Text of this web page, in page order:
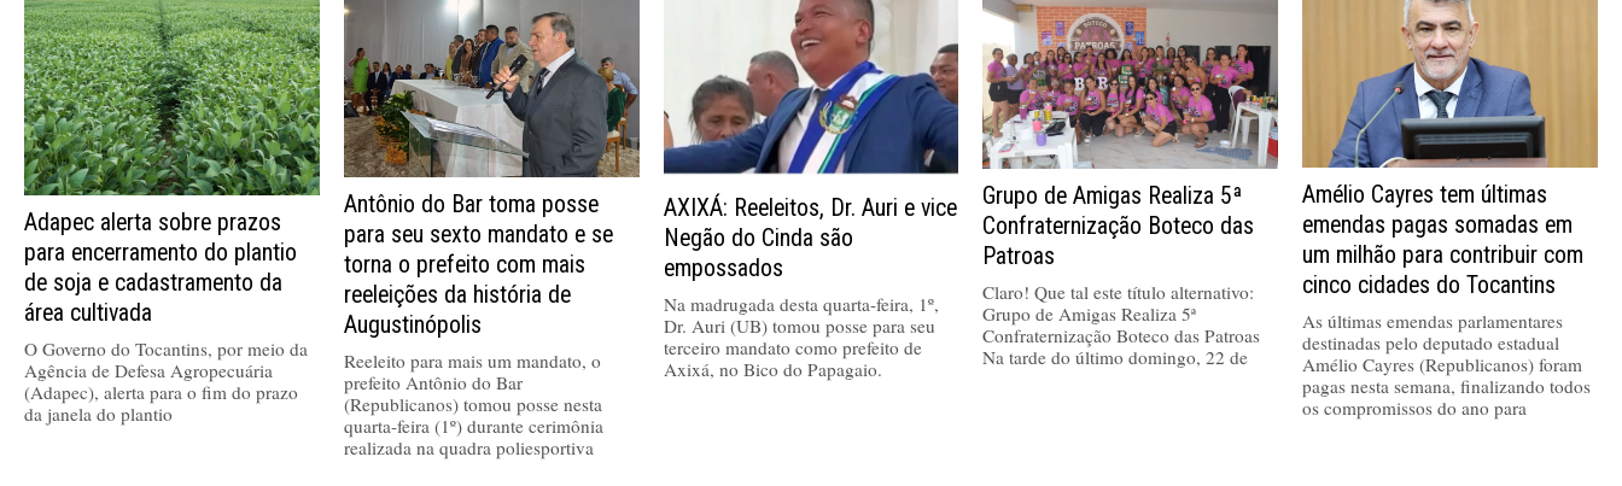
Adapec alerta sobre prazos
para encerramento do plantio
de soja e cadastramento da
área cultivada
O Governo do Tocantins, por meio da
Agência de Defesa Agropecuária
(Adapec), alerta para o fim do prazo
da janela do plantio
Antônio do Bar toma posse
para seu sexto mandato e se
torna o prefeito com mais
reeleições da história de
Augustinópolis
Reeleito para mais um mandato, o
prefeito Antônio do Bar
(Republicanos) tomou posse nesta
quarta-feira (1º) durante cerimônia
realizada na quadra poliesportiva
AXIXÁ: Reeleitos, Dr. Auri e vice
Negão do Cinda são
empossados
Na madrugada desta quarta-feira, 1º,
Dr. Auri (UB) tomou posse para seu
terceiro mandato como prefeito de
Axixá, no Bico do Papagaio.
Grupo de Amigas Realiza 5ª
Confraternização Boteco das
Patroas
Claro! Que tal este título alternativo:
Grupo de Amigas Realiza 5ª
Confraternização Boteco das Patroas
Na tarde do último domingo, 22 de
Amélio Cayres tem últimas
emendas pagas somadas em
um milhão para contribuir com
cinco cidades do Tocantins
As últimas emendas parlamentares
destinadas pelo deputado estadual
Amélio Cayres (Republicanos) foram
pagas nesta semana, finalizando todos
os compromissos do ano para